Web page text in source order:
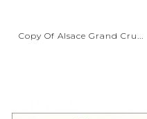
Copy Of Alsace Grand Cru...